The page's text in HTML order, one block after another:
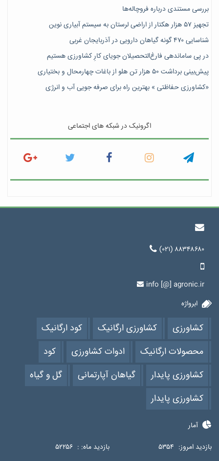
بررسی مستندی درباره فروچاله‌ها
تجهیز ۵۷ هزار هکتار از اراضی لرستان به سیستم آبیاری نوین
شناسایی ۴۷٠ گونه گیاهان دارویی در آذربایجان غربی
در پی ساماندهی فارغ‌التحصیلان جویای کارِ کشاورزی هستیم
پیش‎‌بینی برداشت ۵۰ هزار تن هلو از باغات چهارمحال و بختیاری
«کشاورزی حفاظتی » بهترین راه برای صرفه جویی آب و انرژی
اگرونیک در شبکه های اجتماعی
(۰۲۱) ۸۸۳۴۸۶۸۰
info [@] agronic.ir
ابرواژه
کشاورزی کشاورزی ارگانیک
کود ارگانیک
محصولات ارگانیک
ادوات کشاورزی
کود
کشاورزی پایدار
گیاهان آپارتمانی
گل و گیاه
کشاورزی پایدار
آمار
بازدید امروز: ۵۳۵۴ بازدید ماه: : ۵۲۲۵۶